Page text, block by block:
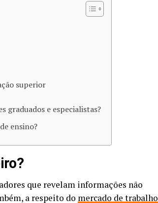
superior
graduados e especialistas?
ensino?
que revelam informações não
a respeito do mercado de trabalho